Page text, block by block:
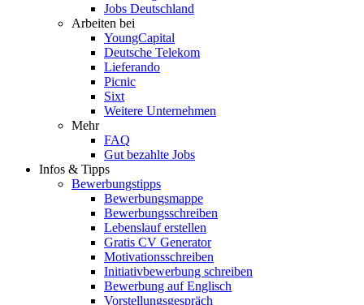
Jobs Deutschland
Arbeiten bei
YoungCapital
Deutsche Telekom
Lieferando
Picnic
Sixt
Weitere Unternehmen
Mehr
FAQ
Gut bezahlte Jobs
Infos & Tipps
Bewerbungstipps
Bewerbungsmappe
Bewerbungsschreiben
Lebenslauf erstellen
Gratis CV Generator
Motivationsschreiben
Initiativbewerbung schreiben
Bewerbung auf Englisch
Vorstellungsgespräch